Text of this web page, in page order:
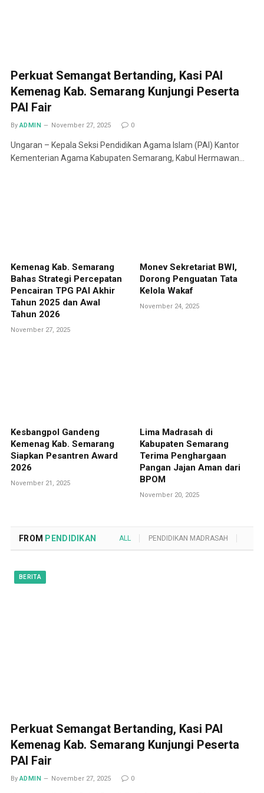
Perkuat Semangat Bertanding, Kasi PAI
Kemenag Kab. Semarang Kunjungi Peserta
PAI Fair
By ADMIN November 27, 2025 0
Ungaran – Kepala Seksi Pendidikan Agama Islam (PAI) Kantor
Kementerian Agama Kabupaten Semarang, Kabul Hermawan…
Kemenag Kab. Semarang
Bahas Strategi Percepatan
Pencairan TPG PAI Akhir
Tahun 2025 dan Awal
Tahun 2026
November 27, 2025
Monev Sekretariat BWI,
Dorong Penguatan Tata
Kelola Wakaf
November 24, 2025
Kesbangpol Gandeng
Kemenag Kab. Semarang
Siapkan Pesantren Award
2026
November 21, 2025
Lima Madrasah di
Kabupaten Semarang
Terima Penghargaan
Pangan Jajan Aman dari
BPOM
November 20, 2025
FROM PENDIDIKAN ALL PENDIDIKAN MADRASAH
BERITA
Perkuat Semangat Bertanding, Kasi PAI
Kemenag Kab. Semarang Kunjungi Peserta
PAI Fair
By ADMIN November 27, 2025 0